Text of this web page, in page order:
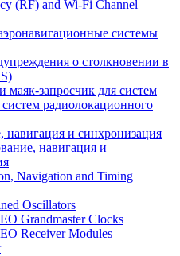
(RF) and Wi-Fi Channel
системы
о столкновении в
маяк-запросчик для систем
радиолокационного
и синхронизация
навигация и
Navigation and Timing
Oscillators
Grandmaster Clocks
Receiver Modules